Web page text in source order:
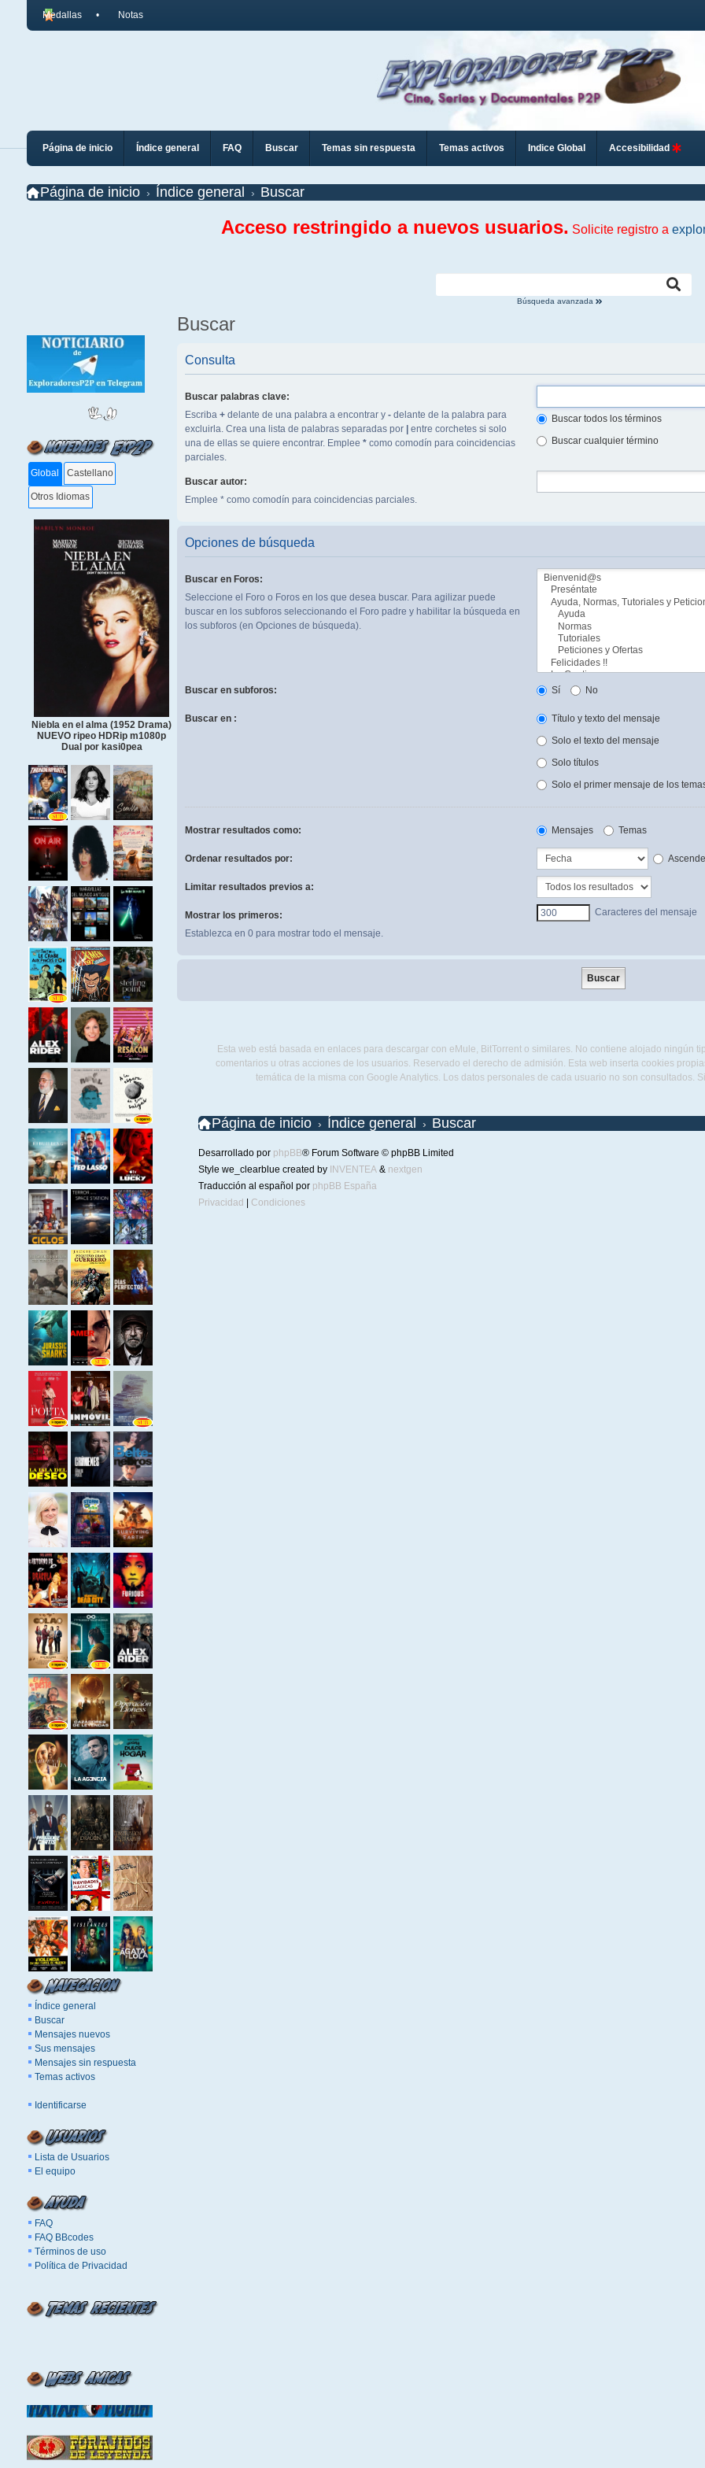
Medallas Notas
Página de inicio Índice general FAQ Buscar Temas sin respuesta Temas activos Indice Global Accesibilidad
Página de inicio Índice general Buscar
Acceso restringido a nuevos usuarios. Solicite registro a
Búsqueda avanzada
Global Castellano
Otros Idiomas
Niebla en el alma (1952 Drama)
NUEVO ripeo HDRip m1080p
Dual por kasi0pea
Índice general
Buscar
Mensajes nuevos
Sus mensajes
Mensajes sin respuesta
Temas activos
Identificarse
Lista de Usuarios
El equipo
FAQ
FAQ BBcodes
Términos de uso
Política de Privacidad
Buscar
Consulta
Buscar palabras clave:
Escriba +delante de una palabra a encontrar y -delante de la palabra para
excluirla. Crea una lista de palabras separadas por
entre corchetes si solo
una de ellas se quiere encontrar. Emplee *como comodín para coincidencias
parciales.
Buscar todos los términos
Buscar cualquier término
Buscar autor:
Emplee * como comodín para coincidencias parciales.
Opciones de búsqueda
Buscar en Foros:
Seleccione el Foro o Foros en los que desea buscar. Para agilizar puede
buscar en los subforos seleccionando el Foro padre y habilitar la búsqueda en
los subforos (en Opciones de búsqueda).
Buscar en subforos: Sí No
Buscar en :
Título y texto del mensaje
Solo el texto del mensaje
Solo títulos
Solo el primer mensaje de los
Mostrar resultados como: Mensajes Temas
Ordenar resultados por:
Limitar resultados previos a:
Mostrar los primeros:
Establezca en 0 para mostrar todo el mensaje.
Caracteres del mensaje
Esta web está basada en enlaces para descargar con eMule, BitTorrent o similares. No contiene alojado ningún
comentarios u otras acciones de los usuarios. Reservado el derecho de admisión. Esta web inserta cookies
temática de la misma con Google Analytics. Los datos personales de cada usuario no son consultados.
Página de inicio Índice general Buscar
Desarrollado por phpBB® Forum Software © phpBB Limited
Style we_clearblue created by INVENTEA& nextgen
Traducción al español por phpBB España
Privacidad
Condiciones